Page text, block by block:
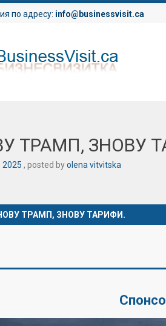
по адресу: info@businessvisit.ca
ТРАМП, ЗНОВУ
2025 posted byolena vitvitska
ТРАМП, ЗНОВУ ТАРИФИ.